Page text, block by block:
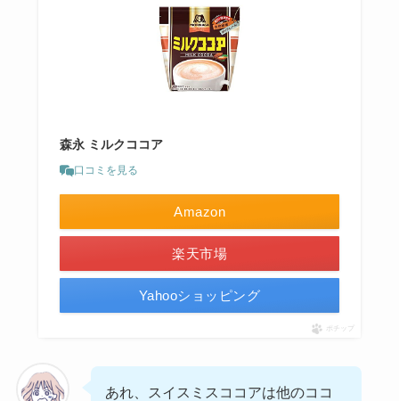
森永 ミルクココア
口コミを見る
Amazon
楽天市場
Yahooショッピング
ポチップ
あれ、スイスミスココアは他のココ